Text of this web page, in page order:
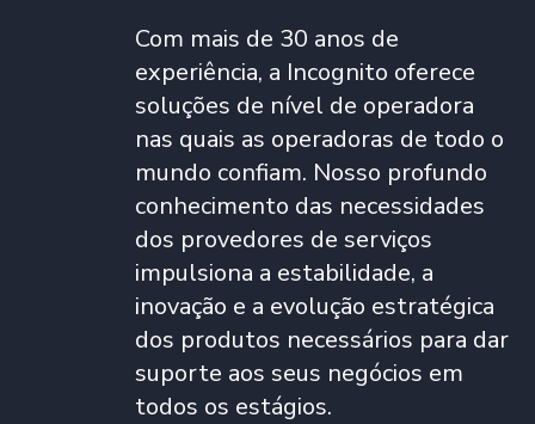
Com mais de 30 anos de
experiência, a Incognito oferece
soluções de nível de operadora
nas quais as operadoras de todo o
mundo confiam. Nosso profundo
conhecimento das necessidades
dos provedores de serviços
impulsiona a estabilidade, a
inovação e a evolução estratégica
dos produtos necessários para dar
suporte aos seus negócios em
todos os estágios.